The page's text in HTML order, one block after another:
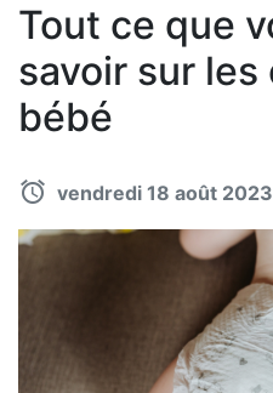
Tout ce que
savoir sur
bébé
vendredi 18 août 2023